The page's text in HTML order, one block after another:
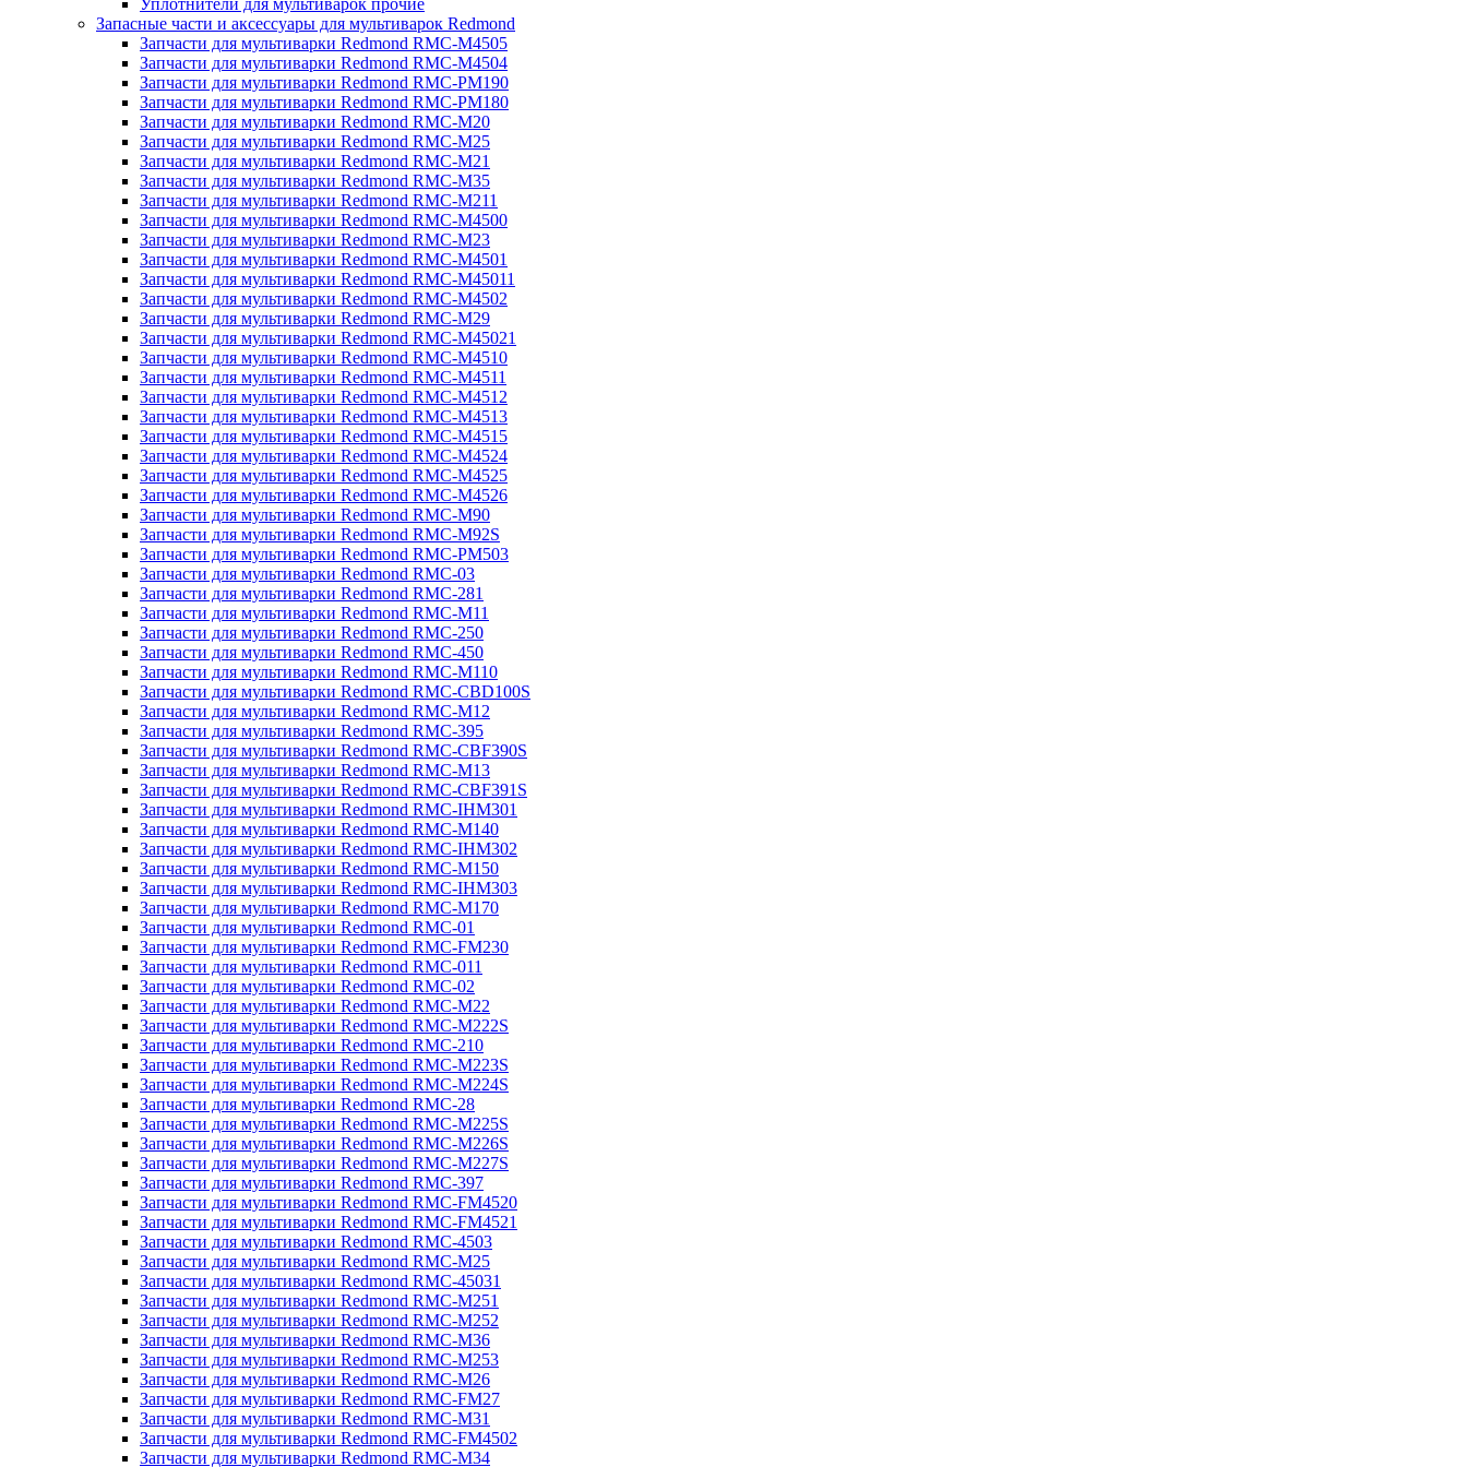
Уплотнители для мультиварок прочие
Запасные части и аксессуары для мультиварок Redmond
Запчасти для мультиварки Redmond RMC-M4505
Запчасти для мультиварки Redmond RMC-M4504
Запчасти для мультиварки Redmond RMC-PM190
Запчасти для мультиварки Redmond RMC-PM180
Запчасти для мультиварки Redmond RMC-M20
Запчасти для мультиварки Redmond RMC-M25
Запчасти для мультиварки Redmond RMC-M21
Запчасти для мультиварки Redmond RMC-M35
Запчасти для мультиварки Redmond RMC-M211
Запчасти для мультиварки Redmond RMC-M4500
Запчасти для мультиварки Redmond RMC-M23
Запчасти для мультиварки Redmond RMC-M4501
Запчасти для мультиварки Redmond RMC-M45011
Запчасти для мультиварки Redmond RMC-M4502
Запчасти для мультиварки Redmond RMC-M29
Запчасти для мультиварки Redmond RMC-M45021
Запчасти для мультиварки Redmond RMC-M4510
Запчасти для мультиварки Redmond RMC-M4511
Запчасти для мультиварки Redmond RMC-M4512
Запчасти для мультиварки Redmond RMC-M4513
Запчасти для мультиварки Redmond RMC-M4515
Запчасти для мультиварки Redmond RMC-M4524
Запчасти для мультиварки Redmond RMC-M4525
Запчасти для мультиварки Redmond RMC-M4526
Запчасти для мультиварки Redmond RMC-M90
Запчасти для мультиварки Redmond RMC-M92S
Запчасти для мультиварки Redmond RMC-PM503
Запчасти для мультиварки Redmond RMC-03
Запчасти для мультиварки Redmond RMC-281
Запчасти для мультиварки Redmond RMC-M11
Запчасти для мультиварки Redmond RMC-250
Запчасти для мультиварки Redmond RMC-450
Запчасти для мультиварки Redmond RMC-M110
Запчасти для мультиварки Redmond RMC-CBD100S
Запчасти для мультиварки Redmond RMC-M12
Запчасти для мультиварки Redmond RMC-395
Запчасти для мультиварки Redmond RMC-CBF390S
Запчасти для мультиварки Redmond RMC-M13
Запчасти для мультиварки Redmond RMC-CBF391S
Запчасти для мультиварки Redmond RMC-IHM301
Запчасти для мультиварки Redmond RMC-M140
Запчасти для мультиварки Redmond RMC-IHM302
Запчасти для мультиварки Redmond RMC-M150
Запчасти для мультиварки Redmond RMC-IHM303
Запчасти для мультиварки Redmond RMC-M170
Запчасти для мультиварки Redmond RMC-01
Запчасти для мультиварки Redmond RMC-FM230
Запчасти для мультиварки Redmond RMC-011
Запчасти для мультиварки Redmond RMC-02
Запчасти для мультиварки Redmond RMC-M22
Запчасти для мультиварки Redmond RMC-M222S
Запчасти для мультиварки Redmond RMC-210
Запчасти для мультиварки Redmond RMC-M223S
Запчасти для мультиварки Redmond RMC-M224S
Запчасти для мультиварки Redmond RMC-28
Запчасти для мультиварки Redmond RMC-M225S
Запчасти для мультиварки Redmond RMC-M226S
Запчасти для мультиварки Redmond RMC-M227S
Запчасти для мультиварки Redmond RMC-397
Запчасти для мультиварки Redmond RMC-FM4520
Запчасти для мультиварки Redmond RMC-FM4521
Запчасти для мультиварки Redmond RMC-4503
Запчасти для мультиварки Redmond RMC-M25
Запчасти для мультиварки Redmond RMC-45031
Запчасти для мультиварки Redmond RMC-M251
Запчасти для мультиварки Redmond RMC-M252
Запчасти для мультиварки Redmond RMC-M36
Запчасти для мультиварки Redmond RMC-M253
Запчасти для мультиварки Redmond RMC-M26
Запчасти для мультиварки Redmond RMC-FM27
Запчасти для мультиварки Redmond RMC-M31
Запчасти для мультиварки Redmond RMC-FM4502
Запчасти для мультиварки Redmond RMC-M34